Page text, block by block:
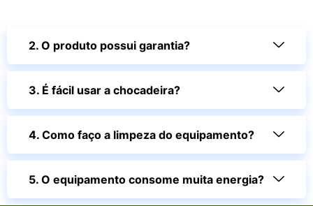
2. O produto possui garantia?
3. É fácil usar a chocadeira?
4. Como faço a limpeza do equipamento?
5. O equipamento consome muita energia?